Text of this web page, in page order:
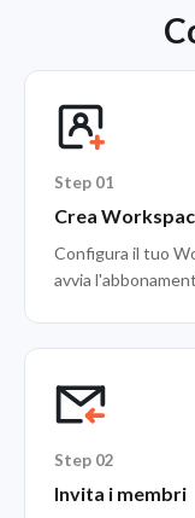
Step 01
Crea
Configura il tuo
avvia
Step 02
Invita i membri